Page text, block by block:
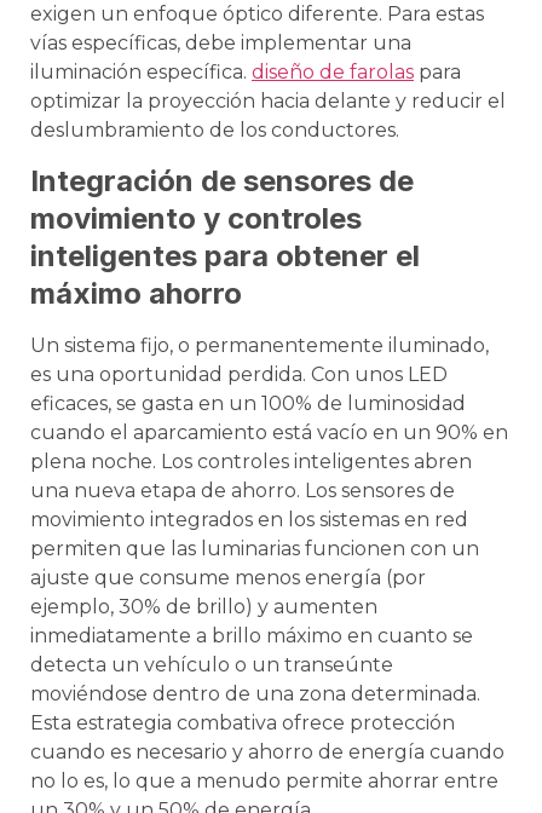
exigen un enfoque óptico diferente. Para estas
vías específicas, debe implementar una
iluminación específica. diseño de farolas para
optimizar la proyección hacia delante y reducir el
deslumbramiento de los conductores.
Integración de sensores de
movimiento y controles
inteligentes para obtener el
máximo ahorro
Un sistema fijo, o permanentemente iluminado,
es una oportunidad perdida. Con unos LED
eficaces, se gasta en un 100% de luminosidad
cuando el aparcamiento está vacío en un 90% en
plena noche. Los controles inteligentes abren
una nueva etapa de ahorro. Los sensores de
movimiento integrados en los sistemas en red
permiten que las luminarias funcionen con un
ajuste que consume menos energía (por
ejemplo, 30% de brillo) y aumenten
inmediatamente a brillo máximo en cuanto se
detecta un vehículo o un transeúnte
moviéndose dentro de una zona determinada.
Esta estrategia combativa ofrece protección
cuando es necesario y ahorro de energía cuando
no lo es, lo que a menudo permite ahorrar entre